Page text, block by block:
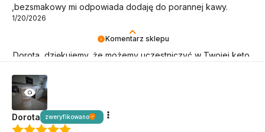
Komentarz sklepu
Dorota, dziękujemy, że możemy uczestniczyć w Twojej keto
,bezsmakowy mi odpowiada dodaję do porannej kawy.
1/20/2026
Dorota zweryfikowano